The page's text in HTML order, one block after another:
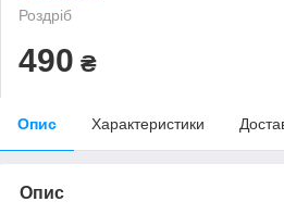
Роздріб
490 ₴
Опис Характеристики
Опис